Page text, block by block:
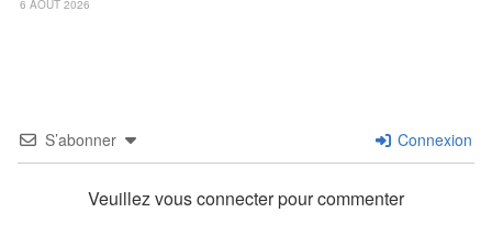
6 AOÛT 2026
S’abonner Connexion
Veuillez vous connecter pour commenter